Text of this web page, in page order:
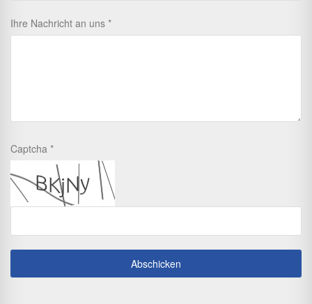
Ihre Nachricht an uns
Captcha